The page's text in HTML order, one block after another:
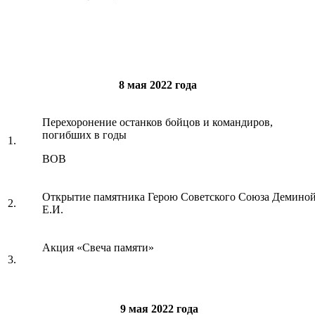
8 мая 2022 года
1.
Перехоронение останков бойцов и командиров,
погибших в годы
ВОВ
2.
Открытие памятника Герою Советского Союза
Е.И.
3.
Акция «Свеча памяти»
9 мая 2022 года